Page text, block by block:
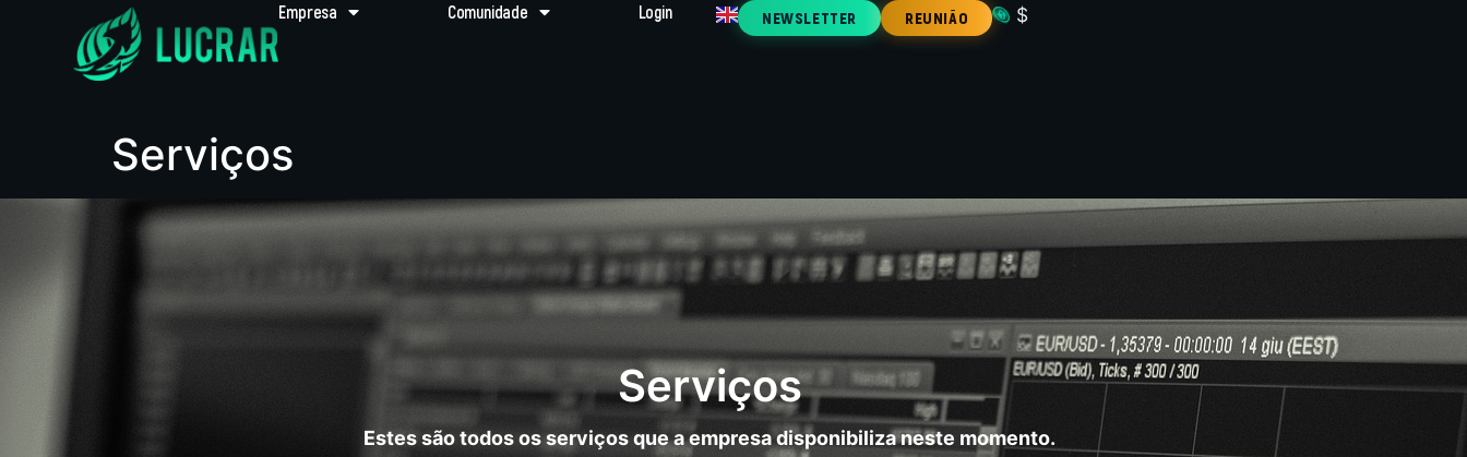
Empresa Comunidade Login NEWSLETTER REUNIÃO $
Serviços
Serviços
Estes são todos os serviços que a empresa disponibiliza neste momento.